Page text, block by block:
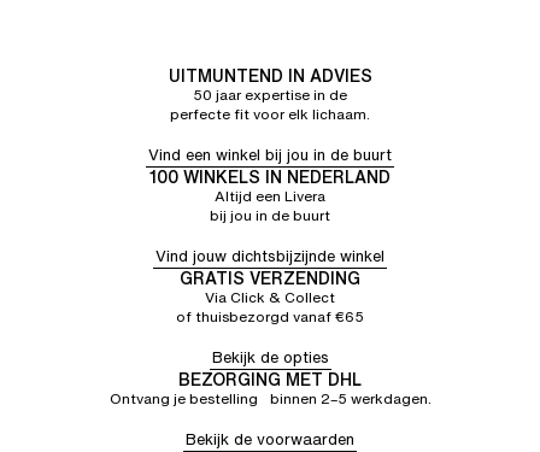
UITMUNTEND IN ADVIES
50 jaar expertise in de
perfecte fit voor elk lichaam.
Vind een winkel bij jou in de buurt
100 WINKELS IN NEDERLAND
Altijd een Livera
bij jou in de buurt
Vind jouw dichtsbijzijnde winkel
GRATIS VERZENDING
Via Click & Collect
of thuisbezorgd vanaf €65
Bekijk de opties
BEZORGING MET DHL
Ontvang je bestelling binnen 2–5 werkdagen.
Bekijk de voorwaarden